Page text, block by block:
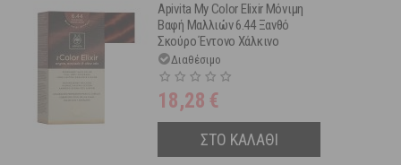
Apivita My Color Elixir Μόνιμη
Βαφή Μαλλιών 6.44 Ξανθό
Σκούρο Έντονο Χάλκινο
Διαθέσιμο
18,28 €
ΣΤΟ ΚΑΛΑΘΙ